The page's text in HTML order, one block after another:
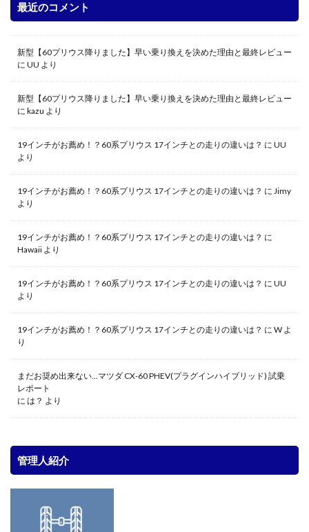
最近のコメント
新型【60プリウス降りました】早い乗り換えを決めた理由と最終レビュー
に UU より
新型【60プリウス降りました】早い乗り換えを決めた理由と最終レビュー
に kazu より
19インチがお薦め！？60系プリウス 17インチとの走りの違いは？ に UU
より
19インチがお薦め！？60系プリウス 17インチとの走りの違いは？ に Jimy
より
19インチがお薦め！？60系プリウス 17インチとの走りの違いは？ に
Hawaii より
19インチがお薦め！？60系プリウス 17インチとの走りの違いは？ に UU
より
19インチがお薦め！？60系プリウス 17インチとの走りの違いは？ に W よ
り
まだお奨め出来ない…マツダ CX-60 PHEV(プラグインハイブリッド) 試乗
レポート
に は？ より
管理人紹介